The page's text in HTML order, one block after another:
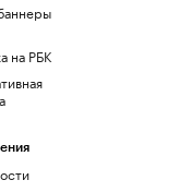
на РБК